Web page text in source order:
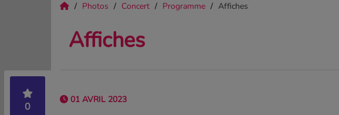
Photos Concert Programme Affiches
Affiches
0
01 AVRIL 2023